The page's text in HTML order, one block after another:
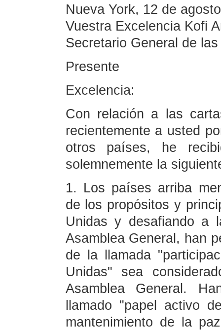
Nueva York, 12 de
Vuestra Excelencia Kofi
Secretario General de
Presente
Excelencia:
Con relación a las
recientemente a usted
otros países, he
solemnemente la
1. Los países arriba
de los propósitos y
Unidas y desafiando a
Asamblea General, han
de la llamada
Unidas" sea
Asamblea General.
llamado "papel activo
mantenimiento de la